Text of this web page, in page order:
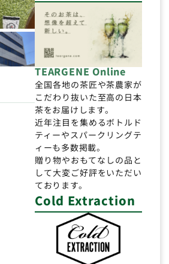
TEARGENE Online
全国各地の茶匠や茶農家が
こだわり抜いた至高の日本
茶をお届けします。
近年注目を集めるボトルド
ティーやスパークリングテ
ィーも多数掲載。
贈り物やおもてなしの品と
して大変ご好評をいただい
ております。
Cold Extraction